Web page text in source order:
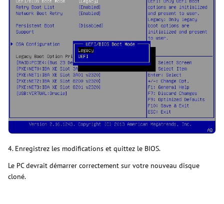
4. Enregistrez les modifications et quittez le BIOS.
Le PC devrait démarrer correctement sur votre nouveau disque
cloné.